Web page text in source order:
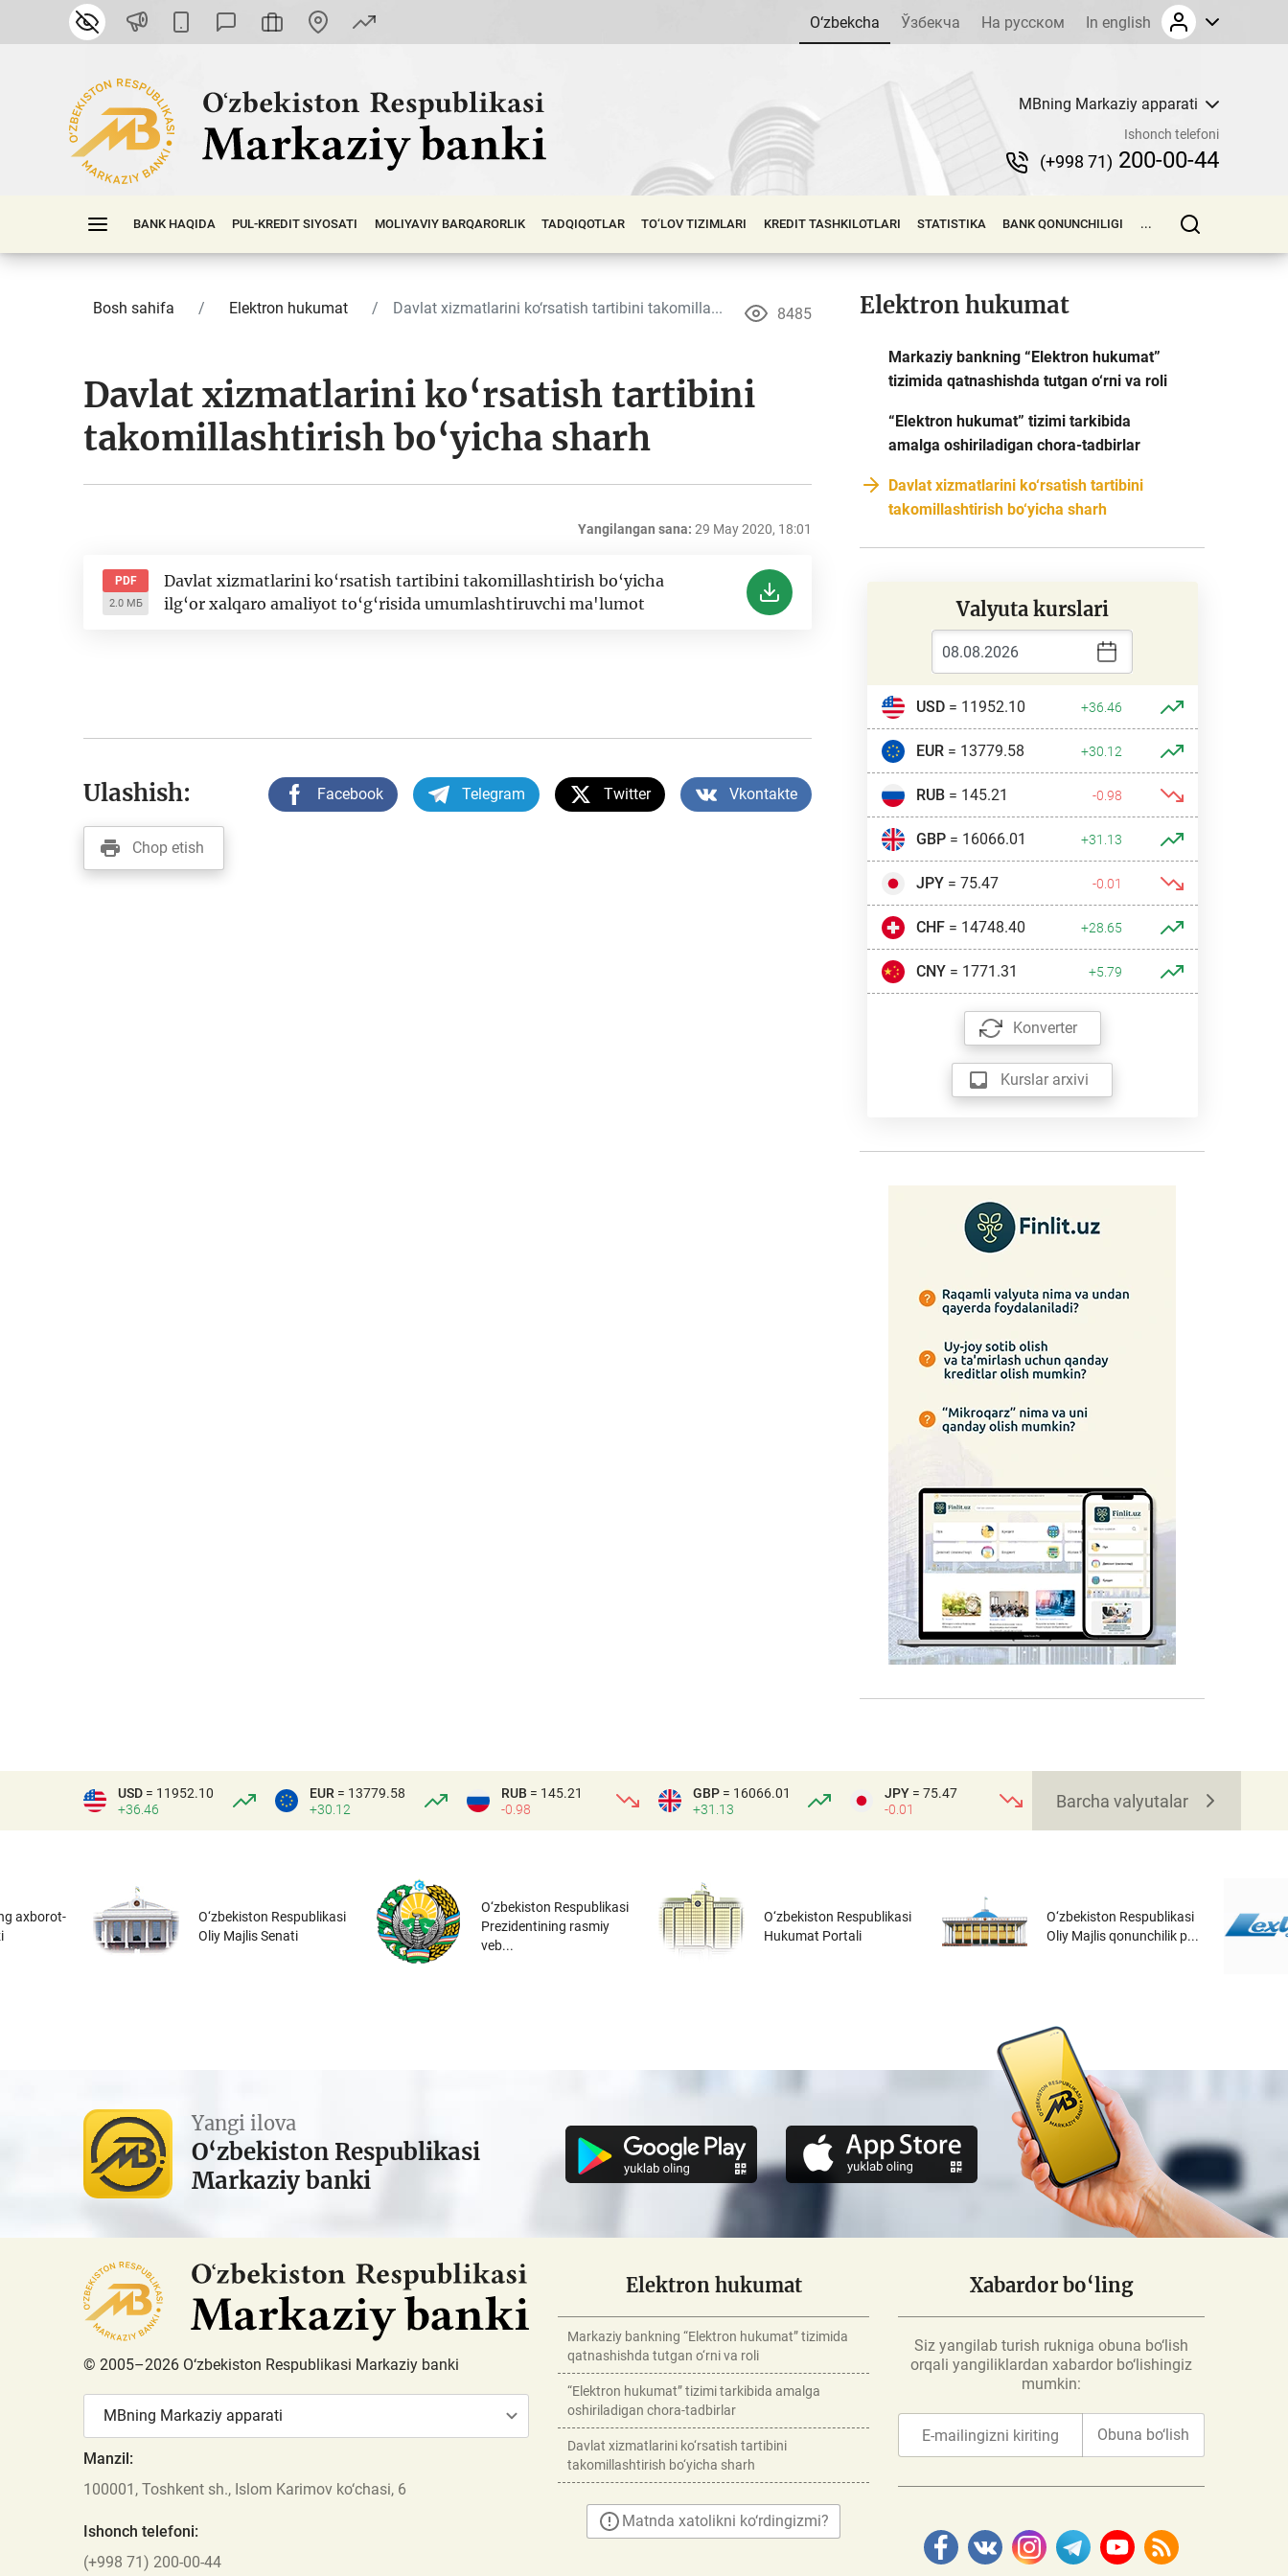
O‘zbekcha Ўзбекча На русском In english
MBning Markaziy apparati
Ishonch telefoni
(+998 71) 200-00-44
BANK HAQIDA PUL-KREDIT SIYOSATI MOLIYAVIY BАRQАRОRLIK TADQIQOTLAR TO‘LOV TIZIMLARI KREDIT TASHKILOTLARI STATISTIKA BANK QONUNCHILIGI ...
Bosh sahifa Elektron hukumat Davlat xizmatlarini ko‘rsatish tartibini takomilla... 8485
Davlat xizmatlarini ko‘rsatish tartibini
takomillashtirish bo‘yicha sharh
Yangilangan sana: 29 May 2020, 18:01
PDF
2.0 МБ
Davlat xizmatlarini ko‘rsatish tartibini takomillashtirish bo‘yicha
ilg‘or xalqaro amaliyot to‘g‘risida umumlashtiruvchi ma'lumot
Ulashish: Facebook Telegram Twitter Vkontakte
Chop etish
Elektron hukumat
Markaziy bankning “Elektron hukumat”
tizimida qatnashishda tutgan o‘rni va roli
“Elektron hukumat” tizimi tarkibida
amalga oshiriladigan chora-tadbirlar
Davlat xizmatlarini ko‘rsatish tartibini
takomillashtirish bo‘yicha sharh
Valyuta kurslari
USD= 11952.10 +36.46
EUR= 13779.58 +30.12
RUB= 145.21 -0.98
GBP= 16066.01 +31.13
JPY= 75.47 -0.01
CHF= 14748.40 +28.65
CNY= 1771.31 +5.79
Konverter
Kurslar arxivi
USD = 11952.10
+36.46
EUR = 13779.58
+30.12
RUB = 145.21
-0.98
GBP = 16066.01
+31.13
JPY = 75.47
-0.01
Barcha valyutalar
axborot-
O‘zbekiston Respublikasi
Oliy Majlis Senati
O‘zbekiston Respublikasi
Prezidentining rasmiy
veb...
O‘zbekiston Respublikasi
Hukumat Portali
O‘zbekiston Respublikasi
Oliy Majlis qonunchilik p...
Yangi ilova
O‘zbekiston Respublikasi
Markaziy banki
© 2005–2026 O‘zbekiston Respublikasi Markaziy banki
MBning Markaziy apparati
Manzil:
100001, Toshkent sh., Islom Karimov ko‘chasi, 6
Ishonch telefoni:
(+998 71) 200-00-44
Elektron hukumat
Markaziy bankning “Elektron hukumat” tizimida
qatnashishda tutgan o‘rni va roli
“Elektron hukumat” tizimi tarkibida amalga
oshiriladigan chora-tadbirlar
Davlat xizmatlarini ko‘rsatish tartibini
takomillashtirish bo‘yicha sharh
Matnda xatolikni ko‘rdingizmi?
Xabardor bo‘ling
Siz yangilab turish rukniga obuna bo‘lish
orqali yangiliklardan xabardor bo‘lishingiz
mumkin:
Obuna bo‘lish